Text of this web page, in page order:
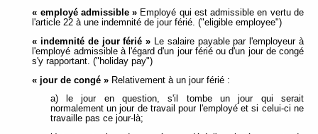
« employé admissible » Employé qui est admissible en vertu de
l'article 22 à une indemnité de jour férié. ("eligible employee")
« indemnité de jour férié » Le salaire payable par l'employeur à
l'employé admissible à l'égard d'un jour férié ou d'un jour de congé
s'y rapportant. ("holiday pay")
« jour de congé » Relativement à un jour férié :
a) le jour en question, s'il tombe un jour qui serait
normalement un jour de travail pour l'employé et si celui-ci ne
travaille pas ce jour-là;